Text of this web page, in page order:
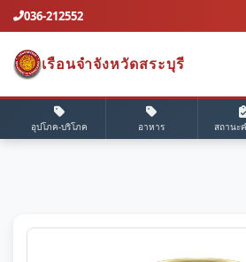
036-212552
เรือนจำจังหวัดสระบุรี
อุปโภค-บริโภค อาหาร สถานะ